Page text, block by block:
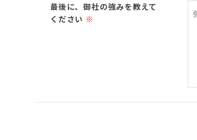
最後に、御社の強みを教えて
ください ※